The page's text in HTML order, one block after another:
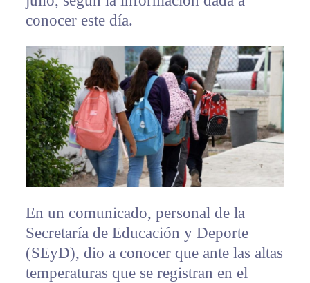
conocer este día.
En un comunicado, personal de la
Secretaría de Educación y Deporte
(SEyD), dio a conocer que ante las altas
temperaturas que se registran en el